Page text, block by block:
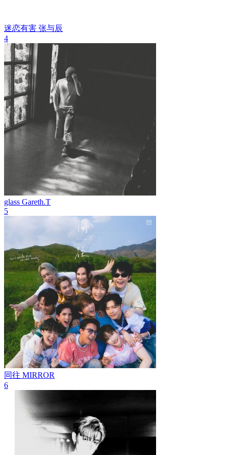
迷恋有害 张与辰
4
glass Gareth.T
5
同往 MIRROR
6